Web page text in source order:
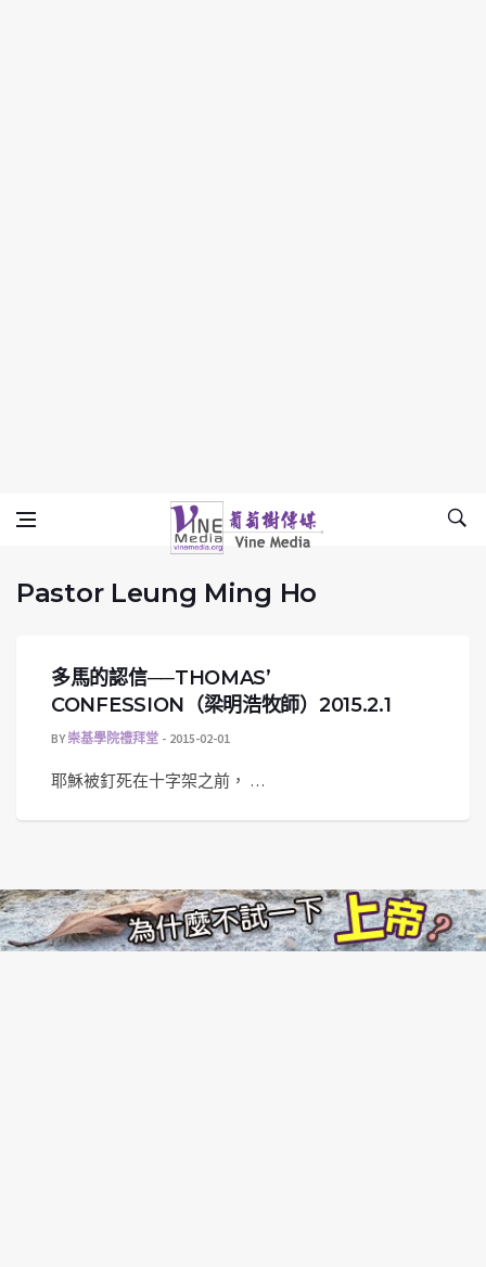
Pastor Leung Ming Ho
Vine Media
葡萄樹傳媒
Pastor Leung Ming Ho
多馬的認信──THOMAS’
CONFESSION（梁明浩牧師）2015.2.1
BY崇基學院禮拜堂 2015-02-01
耶穌被釘死在十字架之前， …